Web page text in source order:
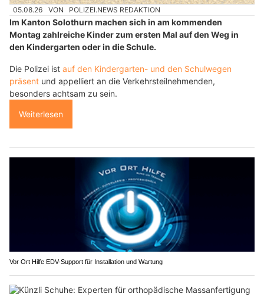
05.08.26 VON POLIZEI.NEWS REDAKTION
Im Kanton Solothurn machen sich in am kommenden
Montag zahlreiche Kinder zum ersten Mal auf den Weg in
den Kindergarten oder in die Schule.
Die Polizei ist auf den Kindergarten- und den Schulwegen
präsent und appelliert an die Verkehrsteilnehmenden,
besonders achtsam zu sein.
Weiterlesen
Vor Ort Hilfe EDV-Support für Installation und Wartung